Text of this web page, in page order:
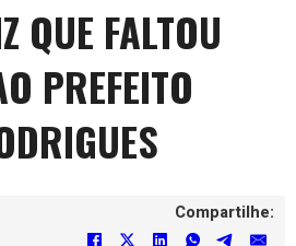
QUE FALTOU
PREFEITO
Compartilhe: